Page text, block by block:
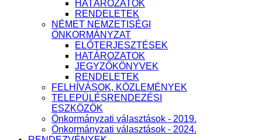
HATÁROZATOK
RENDELETEK
NÉMET NEMZETISÉGI
ÖNKORMÁNYZAT
ELŐTERJESZTÉSEK
HATÁROZATOK
JEGYZŐKÖNYVEK
RENDELETEK
FELHÍVÁSOK, KÖZLEMÉNYEK
TELEPÜLÉSRENDEZÉSI
ESZKÖZÖK
Önkormányzati választások - 2019.
Önkormányzati választások - 2024.